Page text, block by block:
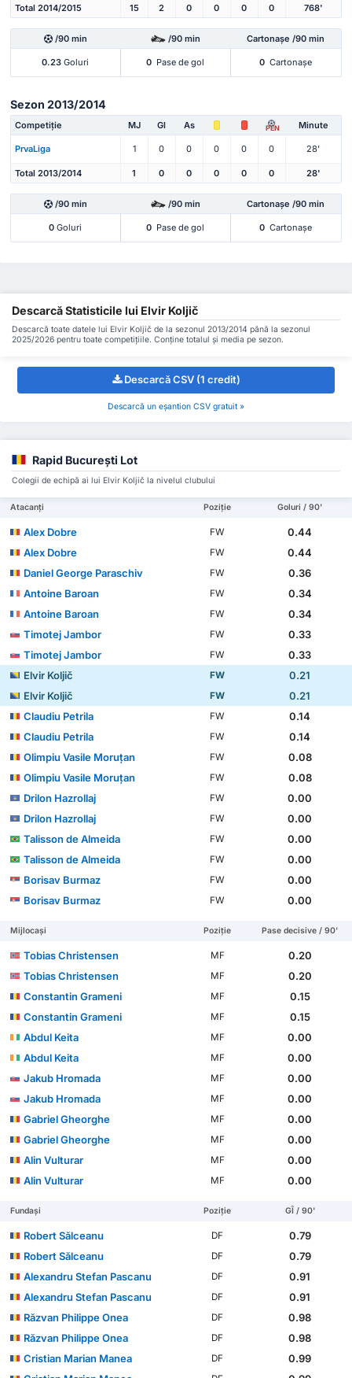
Total 2014/2015 15 2 0 0 0 0 768'
/90 min /90 min Cartonașe /90 min
0.23 Goluri 0 Pase de gol 0 Cartonașe
Sezon 2013/2014
Competiție MJ Gl As PEN Minute
PrvaLiga 1 0 0 0 0 0 28'
Total 2013/2014 1 0 0 0 0 0 28'
/90 min /90 min Cartonașe /90 min
0 Goluri 0 Pase de gol 0 Cartonașe
Descarcă Statisticile lui Elvir Koljič
Descarcă toate datele lui Elvir Koljič de la sezonul 2013/2014 până la sezonul
2025/2026 pentru toate competițiile. Conține totalul și media pe sezon.
Descarcă CSV (1 credit)
Descarcă un eșantion CSV gratuit »
Rapid Bucureşti Lot
Colegii de echipă ai lui Elvir Koljič la nivelul clubului
Atacanți Poziție Goluri / 90'
Alex Dobre FW
0.44
Alex Dobre
FW
0.44
Daniel George Paraschiv
FW
0.36
Antoine Baroan
FW
0.34
Antoine Baroan
FW
0.34
Timotej Jambor
FW
0.33
Timotej Jambor
FW
0.33
Elvir Koljič
FW
0.21
Elvir Koljič
FW
0.21
Claudiu Petrila
FW
0.14
Claudiu Petrila
FW
0.14
Olimpiu Vasile Moruţan
FW
0.08
Olimpiu Vasile Moruţan
FW
0.08
Drilon Hazrollaj
FW
0.00
Drilon Hazrollaj
FW
0.00
Talisson de Almeida
FW
0.00
Talisson de Almeida
FW
0.00
Borisav Burmaz
FW
0.00
Borisav Burmaz
FW 0.00
Mijlocași Poziție Pase decisive / 90'
Tobias Christensen MF
0.20
Tobias Christensen
MF
0.20
Constantin Grameni
MF
0.15
Constantin Grameni
MF
0.15
Abdul Keita
MF
0.00
Abdul Keita
MF
0.00
Jakub Hromada
MF
0.00
Jakub Hromada
MF
0.00
Gabriel Gheorghe
MF
0.00
Gabriel Gheorghe
MF
0.00
Alin Vulturar
MF
0.00
Alin Vulturar
MF 0.00
Fundași Poziție GÎ / 90'
Robert Sălceanu DF
0.79
Robert Sălceanu
DF
0.79
Alexandru Stefan Pascanu
DF
0.91
Alexandru Stefan Pascanu
DF
0.91
Răzvan Philippe Onea
DF
0.98
Răzvan Philippe Onea
DF
0.98
Cristian Marian Manea
DF
0.99